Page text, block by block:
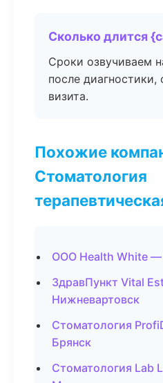
Сколько длится
Сроки озвучиваем
после диагностики,
визита.
Похожие
Стоматология
ООО Health White —
ЗдравПункт Vital
Нижневартовск
Стоматология
Брянск
Стоматология Lab